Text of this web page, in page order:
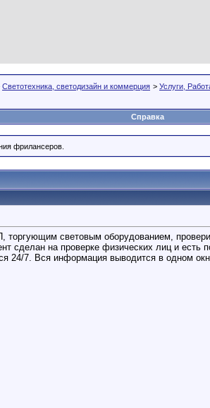
Светотехника, светодизайн и коммерция > Услуги,
Справка
фрилансеров.
световым оборудованием,
сделан на проверке физических лиц и
24/7. Вся информация выводится в одном